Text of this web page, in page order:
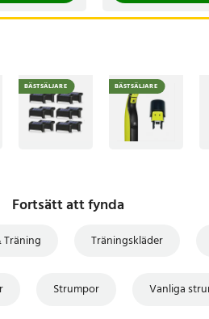
BÄSTSÄLJARE BÄSTSÄLJARE
Fortsätt att fynda
Träning Träningskläder
Strumpor Vanliga